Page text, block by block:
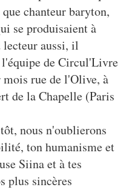
chanteur baryton,
se produisaient à
lecteur aussi, il
de Circul'Livre
rue de l'Olive, à
de la Chapelle (Paris
nous n'oublierons
ton humanisme et
Siina et à tes
plus sincères